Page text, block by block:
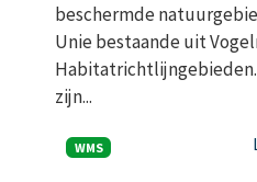
beschermde
Unie bestaande uit
zijn...
WMS